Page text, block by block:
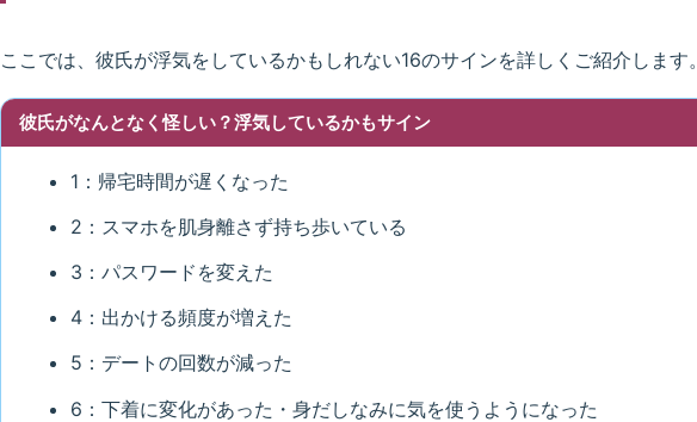
ここでは、彼氏が浮気をしているかもしれない16のサインを詳しくご紹介します。
彼氏がなんとなく怪しい？浮気しているかもサイン
1：帰宅時間が遅くなった
2：スマホを肌身離さず持ち歩いている
3：パスワードを変えた
4：出かける頻度が増えた
5：デートの回数が減った
6：下着に変化があった・身だしなみに気を使うようになった